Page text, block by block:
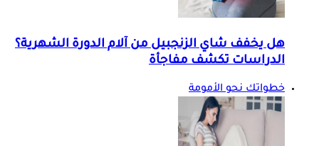
هل يخفف شاي الزنجبيل من آلام الدورة الشهرية؟
الدراسات تكشف مفاجأة
خطواتك نحو الأمومة